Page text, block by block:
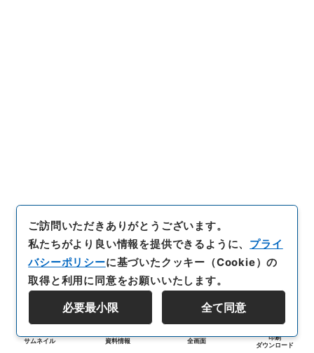
サムネイル 資料情報 全画面
印刷
ダウンロード
ご訪問いただきありがとうございます。
私たちがより良い情報を提供できるように、 プライ
バシーポリシーに基づいたクッキー（Cookie）の
取得と利用に同意をお願いいたします。
必要最小限 全て同意